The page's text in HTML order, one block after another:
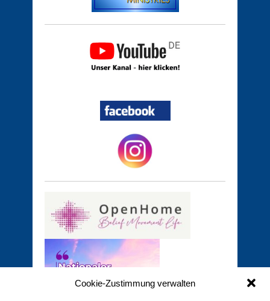
Cookie-Zustimmung verwalten